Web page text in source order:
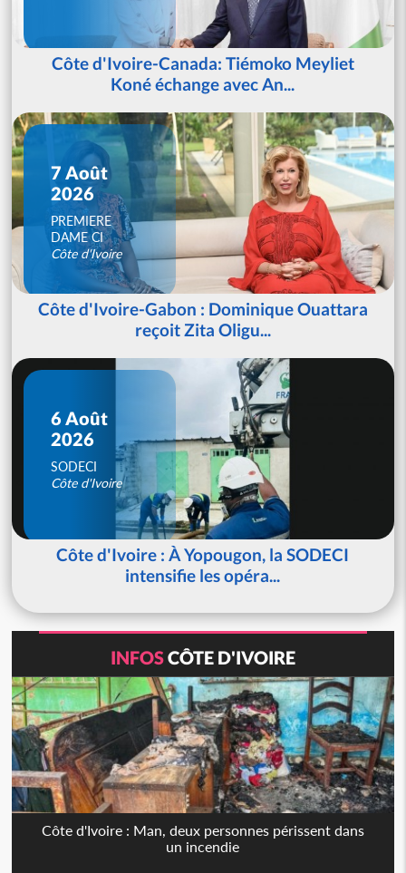
Côte d'Ivoire-Canada: Tiémoko Meyliet
Koné échange avec An...
7 Août
2026
PREMIERE
DAME CI
Côte d'Ivoire
Côte d'Ivoire-Gabon : Dominique Ouattara
reçoit Zita Oligu...
6 Août
2026
SODECI
Côte d'Ivoire
Côte d'Ivoire : À Yopougon, la SODECI
intensifie les opéra...
INFOSCÔTE D'IVOIRE
Côte d'Ivoire : Man, deux personnes périssent dans
un incendie